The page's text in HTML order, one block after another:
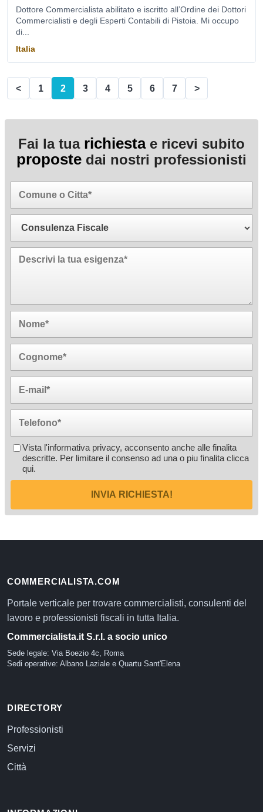
Dottore Commercialista abilitato e iscritto all’Ordine dei Dottori
Commercialisti e degli Esperti Contabili di Pistoia. Mi occupo
di...
Italia
< 1 2 3 4 5 6 7 >
Fai la tua richiestae ricevi subito
proposte dai nostri professionisti
Vista l'informativa privacy, acconsento anche alle finalita
descritte. Per limitare il consenso ad una o piu finalita clicca
qui.
INVIA RICHIESTA!
COMMERCIALISTA.COM
Portale verticale per trovare commercialisti, consulenti del
lavoro e professionisti fiscali in tutta Italia.
Commercialista.it S.r.l. a socio unico
Sede legale: Via Boezio 4c, Roma
Sedi operative: Albano Laziale e Quartu Sant'Elena
DIRECTORY
Professionisti
Servizi
Città